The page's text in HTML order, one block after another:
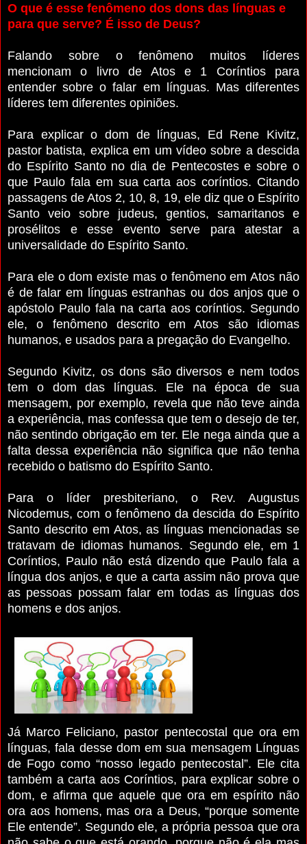
O que é esse fenômeno dos dons das línguas e
para que serve? É isso de Deus?
Falando sobre o fenômeno muitos líderes
mencionam o livro de Atos e 1 Coríntios para
entender sobre o falar em línguas. Mas diferentes
líderes tem diferentes opiniões.
Para explicar o dom de línguas, Ed Rene Kivitz,
pastor batista, explica em um vídeo sobre a descida
do Espírito Santo no dia de Pentecostes e sobre o
que Paulo fala em sua carta aos coríntios. Citando
passagens de Atos 2, 10, 8, 19, ele diz que o Espírito
Santo veio sobre judeus, gentios, samaritanos e
prosélitos e esse evento serve para atestar a
universalidade do Espírito Santo.
Para ele o dom existe mas o fenômeno em Atos não
é de falar em línguas estranhas ou dos anjos que o
apóstolo Paulo fala na carta aos coríntios. Segundo
ele, o fenômeno descrito em Atos são idiomas
humanos, e usados para a pregação do Evangelho.
Segundo Kivitz, os dons são diversos e nem todos
tem o dom das línguas. Ele na época de sua
mensagem, por exemplo, revela que não teve ainda
a experiência, mas confessa que tem o desejo de ter,
não sentindo obrigação em ter. Ele nega ainda que a
falta dessa experiência não significa que não tenha
recebido o batismo do Espírito Santo.
Para o líder presbiteriano, o Rev. Augustus
Nicodemus, com o fenômeno da descida do Espírito
Santo descrito em Atos, as línguas mencionadas se
tratavam de idiomas humanos. Segundo ele, em 1
Coríntios, Paulo não está dizendo que Paulo fala a
língua dos anjos, e que a carta assim não prova que
as pessoas possam falar em todas as línguas dos
homens e dos anjos.
Já Marco Feliciano, pastor pentecostal que ora em
línguas, fala desse dom em sua mensagem Línguas
de Fogo como “nosso legado pentecostal”. Ele cita
também a carta aos Coríntios, para explicar sobre o
dom, e afirma que aquele que ora em espírito não
ora aos homens, mas ora a Deus, “porque somente
Ele entende”. Segundo ele, a própria pessoa que ora